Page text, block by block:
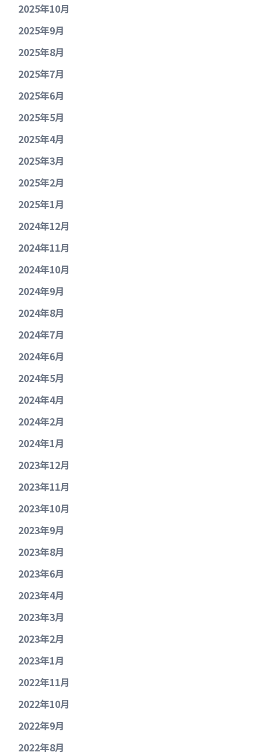
2025年10月
2025年9月
2025年8月
2025年7月
2025年6月
2025年5月
2025年4月
2025年3月
2025年2月
2025年1月
2024年12月
2024年11月
2024年10月
2024年9月
2024年8月
2024年7月
2024年6月
2024年5月
2024年4月
2024年2月
2024年1月
2023年12月
2023年11月
2023年10月
2023年9月
2023年8月
2023年6月
2023年4月
2023年3月
2023年2月
2023年1月
2022年11月
2022年10月
2022年9月
2022年8月